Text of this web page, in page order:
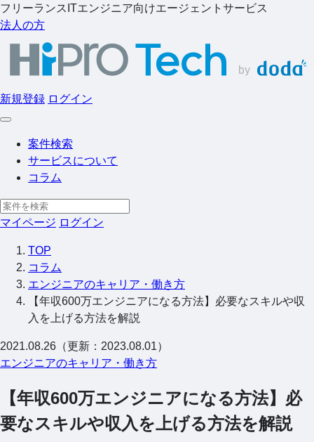
フリーランスITエンジニア向けエージェントサービス
法人の方
新規登録 ログイン
案件検索
サービスについて
コラム
マイページ ログイン
TOP
コラム
エンジニアのキャリア・働き方
【年収600万エンジニアになる方法】必要なスキルや収
入を上げる方法を解説
2021.08.26（更新：2023.08.01）
エンジニアのキャリア・働き方
【年収600万エンジニアになる方法】必
要なスキルや収入を上げる方法を解説